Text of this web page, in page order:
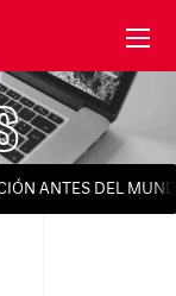
ANTES DEL